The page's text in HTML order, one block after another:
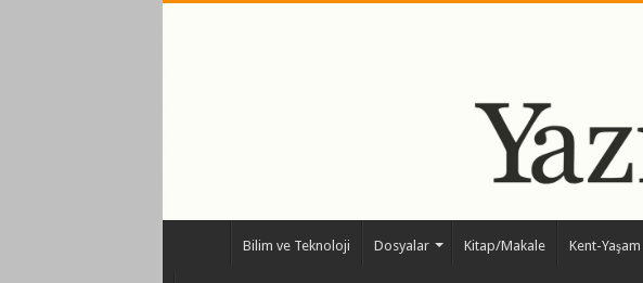
Bilim ve Teknoloji Dosyalar Kitap/Makale Kent-Yaşam